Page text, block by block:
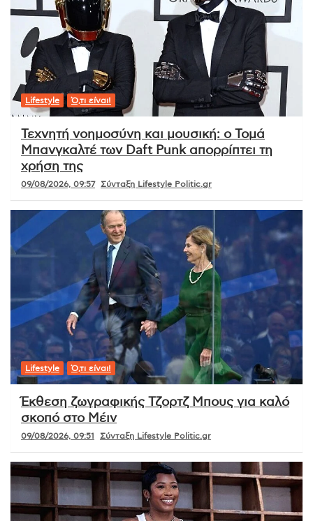
Lifestyle Ό,τι είναι!
Τεχνητή νοημοσύνη και μουσική: ο Τομά
Μπανγκαλτέ των Daft Punk απορρίπτει τη
χρήση της
09/08/2026, 09:57 Σύνταξη Lifestyle Politic.gr
Lifestyle Ό,τι είναι!
Έκθεση ζωγραφικής Τζορτζ Μπους για καλό
σκοπό στο Μέιν
09/08/2026, 09:51 Σύνταξη Lifestyle Politic.gr